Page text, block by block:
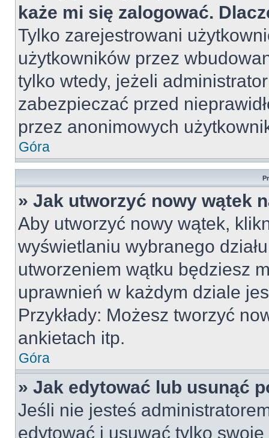
każe mi się zalogować.
Tylko zarejestrowani
użytkowników przez
tylko wtedy, jeżeli
zabezpieczać przed
przez anonimowych
Góra
» Jak utworzyć nowy wątek
Aby utworzyć nowy wątek,
wyświetlaniu wybranego
utworzeniem wątku będziesz
uprawnień w każdym dziale
Przykłady: Możesz tworzyć
ankietach itp.
Góra
» Jak edytować lub usunąć
Jeśli nie jesteś
edytować i usuwać tylko